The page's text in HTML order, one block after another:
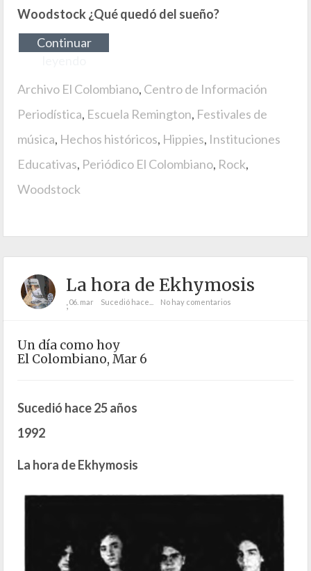
Woodstock ¿Qué quedó del sueño?
Continuar
Archivo El Colombiano, Centro de Información
Periodística, Escuela Remington, Festivales de
música, Hechos históricos, Hippies, Instituciones
Educativas, Periódico El Colombiano, Rock,
Woodstock
La hora de Ekhymosis
;06. mar Sucedió hace... No hay comentarios
Un día como hoy
El Colombiano, Mar 6
Sucedió hace 25 años
1992
La hora de Ekhymosis